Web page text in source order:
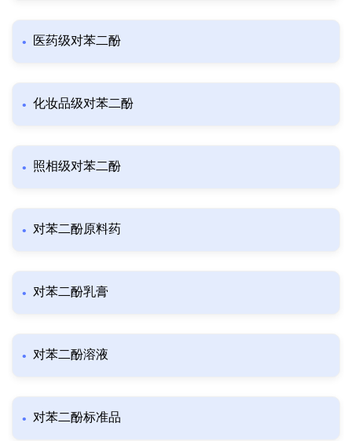
医药级对苯二酚
化妆品级对苯二酚
照相级对苯二酚
对苯二酚原料药
对苯二酚乳膏
对苯二酚溶液
对苯二酚标准品